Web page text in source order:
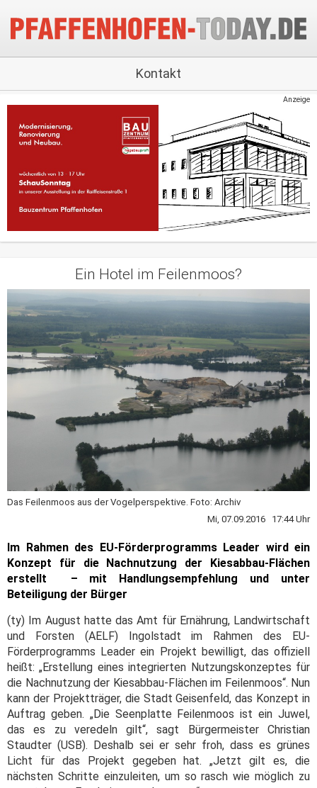
Kontakt
Anzeige
Ein Hotel im Feilenmoos?
Das Feilenmoos aus der Vogelperspektive. Foto: Archiv
Mi, 07.09.2016 17:44 Uhr
Im Rahmen des EU-Förderprogramms Leader wird ein
Konzept für die Nachnutzung der Kiesabbau-Flächen
erstellt – mit Handlungsempfehlung und unter
Beteiligung der Bürger
(ty) Im August hatte das Amt für Ernährung, Landwirtschaft
und Forsten (AELF) Ingolstadt im Rahmen des EU-
Förderprogramms Leader ein Projekt bewilligt, das offiziell
heißt: „Erstellung eines integrierten Nutzungskonzeptes für
die Nachnutzung der Kiesabbau-Flächen im Feilenmoos“. Nun
kann der Projektträger, die Stadt Geisenfeld, das Konzept in
Auftrag geben. „Die Seenplatte Feilenmoos ist ein Juwel,
das es zu veredeln gilt“, sagt Bürgermeister Christian
Staudter (USB). Deshalb sei er sehr froh, dass es grünes
Licht für das Projekt gegeben hat. „Jetzt gilt es, die
nächsten Schritte einzuleiten, um so rasch wie möglich zu